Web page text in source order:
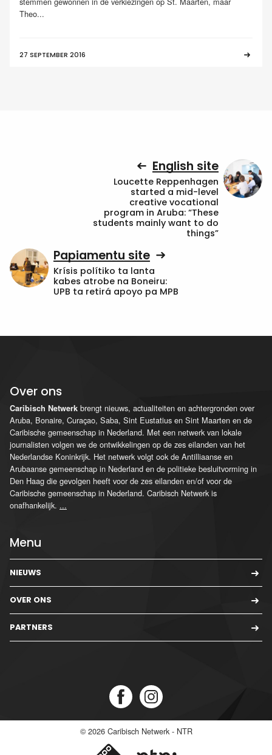
Theo...
27 SEPTEMBER 2016
English site
Loucette Reppenhagen
started a mid-level
creative vocational
program in Aruba: “These
students mainly want to do
things”
Papiamentu site
Krísis polítiko ta lanta
kabes atrobe na Boneiru:
UPB ta retirá apoyo pa MPB
Over ons
Caribisch Netwerk brengt nieuws, actualiteiten en achtergronden over
Aruba, Bonaire, Curaçao, Saba, Sint Eustatius en Sint Maarten en de
Caribische gemeenschap in Nederland. Met een netwerk van lokale
journalisten volgen we de ontwikkelingen op de zes eilanden van het
Nederlandse Koninkrijk. Het netwerk volgt ook de Antilliaanse en
Arubaanse gemeenschap in Nederland en de politieke besluitvorming in
Den Haag die gevolgen heeft voor de zes eilanden en/of voor de
Caribische gemeenschap in Nederland. Caribisch Netwerk is
onafhankelijk. ...
Menu
NIEUWS
OVER ONS
PARTNERS
© 2026 Caribisch Netwerk - NTR